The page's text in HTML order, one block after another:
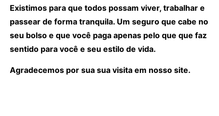
Existimos para que todos possam viver, trabalhar e
passear de forma tranquila. Um seguro que cabe no
seu bolso e que você paga apenas pelo que que faz
sentido para você e seu estilo de vida.
Agradecemos por sua sua visita em nosso site.